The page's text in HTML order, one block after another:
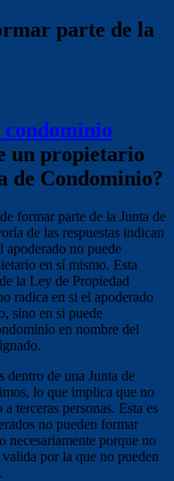
parte de la
un propietario
de Condominio?
formar parte de la Junta de
de las respuestas indican
apoderado no puede
en sí mismo. Esta
la Ley de Propiedad
radica en si el apoderado
sino en si puede
en nombre del
dentro de una Junta de
lo que implica que no
terceras personas. Esta es
no pueden formar
necesariamente porque no
por la que no pueden